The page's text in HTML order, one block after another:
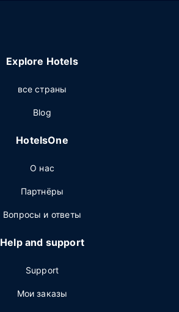
Explore Hotels
все страны
Blog
HotelsOne
О нас
Партнёры
Вопросы и ответы
Help and support
Support
Мои заказы